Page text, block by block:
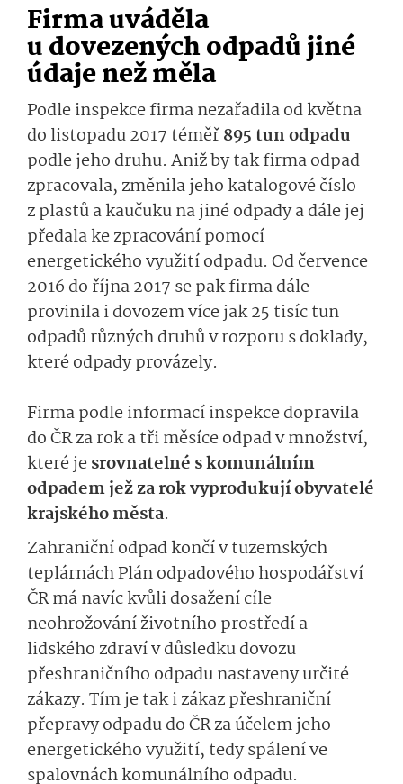
Firma uváděla
u dovezených odpadů jiné
údaje než měla
Podle inspekce firma nezařadila od května
do listopadu 2017 téměř895 tun odpadu
podle jeho druhu. Aniž by tak firma odpad
zpracovala, změnila jeho katalogové číslo
z plastů a kaučuku na jiné odpady a dále jej
předala ke zpracování pomocí
energetického využití odpadu. Od července
2016 do října 2017 se pak firma dále
provinila i dovozem více jak 25 tisíc tun
odpadů různých druhů v rozporu s doklady,
které odpady provázely.
Firma podle informací inspekce dopravila
do ČR za rok a tři měsíce odpad v množství,
které jesrovnatelné s komunálním
odpadem jež za rok vyprodukují obyvatelé
krajského města.
Zahraniční odpad končí v tuzemských
teplárnách Plán odpadového hospodářství
ČR má navíc kvůli dosažení cíle
neohrožování životního prostředí a
lidského zdraví v důsledku dovozu
přeshraničního odpadu nastaveny určité
zákazy. Tím je tak i zákaz přeshraniční
přepravy odpadu do ČR za účelem jeho
energetického využití, tedy spálení ve
spalovnách komunálního odpadu.